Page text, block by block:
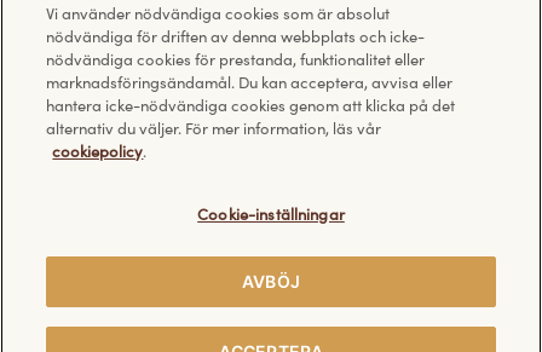
© Ferrero 2026. All rights reserved.
Upptäck andra Ferrero webbplatser:
Vi använder nödvändiga cookies som är absolut
nödvändiga för driften av denna webbplats och icke-
nödvändiga cookies för prestanda, funktionalitet eller
marknadsföringsändamål. Du kan acceptera, avvisa eller
hantera icke-nödvändiga cookies genom att klicka på det
alternativ du väljer. För mer information, läs vår
cookiepolicy.
Cookie-inställningar
AVBÖJ